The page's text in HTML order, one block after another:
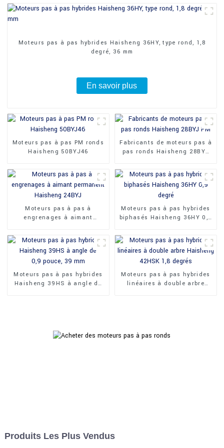
Moteurs pas à pas hybrides Haisheng 36HY, type rond, 1,8
degré, 36 mm
En savoir plus
Moteurs pas à pas PM ronds
Haisheng 50BYJ46
Fabricants de moteurs pas à
pas ronds Haisheng 28BYJ
Moteurs pas à pas à
engrenages à aimant
Moteurs pas à pas hybrides
biphasés Haisheng 36HY 0,9
Moteurs pas à pas hybrides
Haisheng 39HS à angle de
Moteurs pas à pas hybrides
linéaires à double arbre
Produits Les Plus Vendus